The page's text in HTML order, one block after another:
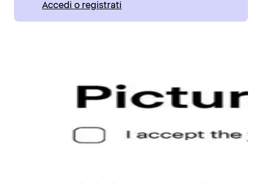
Accedi o registrati